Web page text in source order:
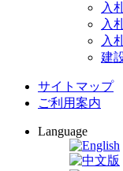
入
入
入
建
サイトマップ
ご利用案内
Language